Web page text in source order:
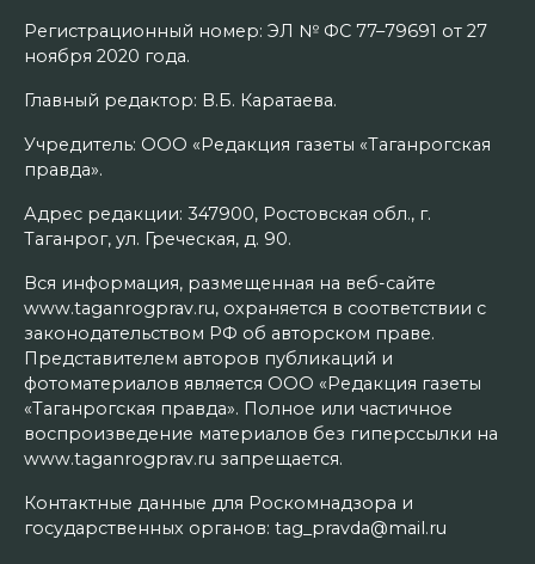
Регистрационный номер: ЭЛ № ФС 77–79691 от 27
ноября 2020 года.
Главный редактор: В.Б. Каратаева.
Учредитель: ООО «Редакция газеты «Таганрогская
правда».
Адрес редакции: 347900, Ростовская обл., г.
Таганрог, ул. Греческая, д. 90.
Вся информация, размещенная на веб-сайте
www.taganrogprav.ru, охраняется в соответствии с
законодательством РФ об авторском праве.
Представителем авторов публикаций и
фотоматериалов является ООО «Редакция газеты
«Таганрогская правда». Полное или частичное
воспроизведение материалов без гиперссылки на
www.taganrogprav.ru запрещается.
Контактные данные для Роскомнадзора и
государственных органов: tag_pravda@mail.ru